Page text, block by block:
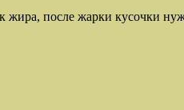
жира, после жарки кусочки